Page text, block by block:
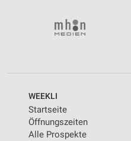
WEEKLI
Startseite
Öffnungszeiten
Alle Prospekte